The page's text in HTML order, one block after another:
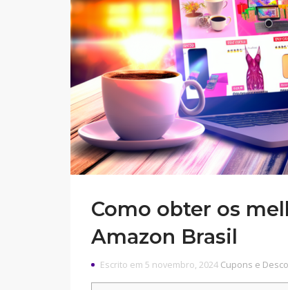
Como obter os
Amazon Brasil
Escrito em 5 novembro, 2024 Cupons e